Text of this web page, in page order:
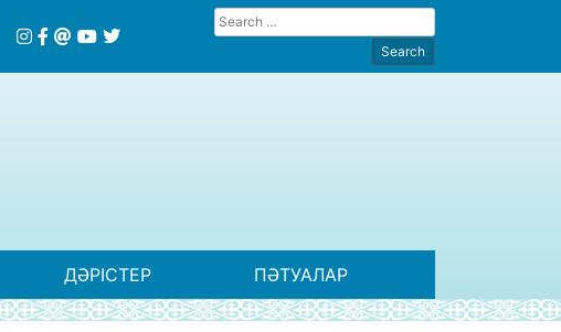
ДӘРІСТЕР ПӘТУАЛАР